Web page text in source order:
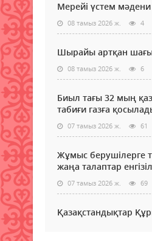
Мерейі үстем
08 тамыз 2026 ж. 4
Шырайы артқан
08 тамыз 2026 ж. 6
Биыл тағы 32 мың
табиғи газға
07 тамыз 2026 ж. 61
Жұмыс берушілерге
жаңа талаптар
07 тамыз 2026 ж. 69
Қазақстандықтар